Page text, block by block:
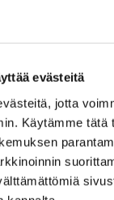
evästeitä
jotta
Käytämme tätä
oirearvion
tiedon
lievät, palvelu
neuvontaa.
oirearvio on
suomeksi ja